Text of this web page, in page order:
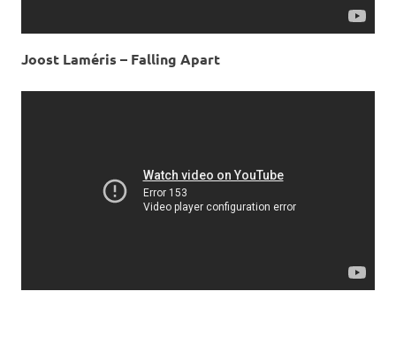
Joost Laméris – Falling Apart